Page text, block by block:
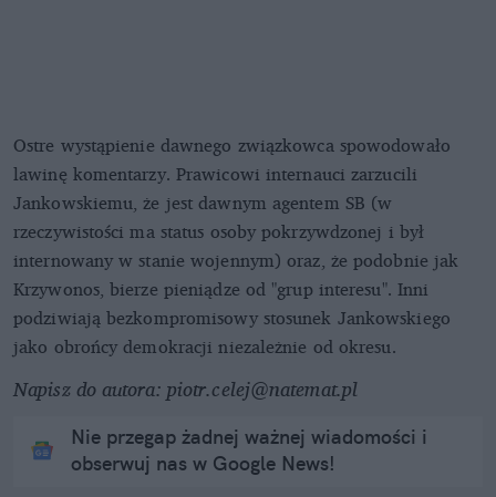
Ostre wystąpienie dawnego związkowca spowodowało
lawinę komentarzy. Prawicowi internauci zarzucili
Jankowskiemu, że jest dawnym agentem SB (w
rzeczywistości ma status osoby pokrzywdzonej i był
internowany w stanie wojennym) oraz, że podobnie jak
Krzywonos, bierze pieniądze od "grup interesu". Inni
podziwiają bezkompromisowy stosunek Jankowskiego
jako obrońcy demokracji niezależnie od okresu.
Napisz do autora: piotr.celej@natemat.pl
Nie przegap żadnej ważnej wiadomości i
obserwuj nas w Google News!